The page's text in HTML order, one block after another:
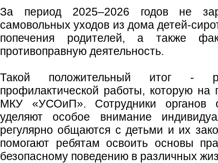
За период 2025–2026 годов не
самовольных уходов из дома
попечения родителей, а также
противоправную деятельность.
Такой положительный итог -
профилактической работы, которую на
МКУ «УСОиП». Сотрудники органов
уделяют особое внимание
регулярно общаются с детьми и их
помогают ребятам освоить основы
безопасному поведению в различных